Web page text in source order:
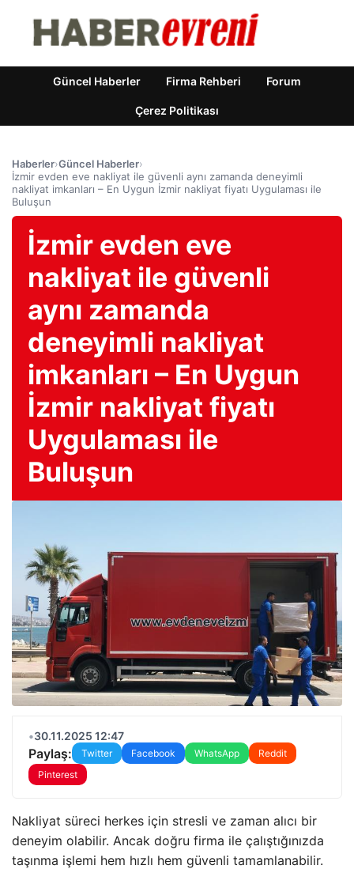
Güncel Haberler Firma Rehberi Forum
Çerez Politikası
Haberler›Güncel Haberler›
İzmir evden eve nakliyat ile güvenli aynı zamanda deneyimli
nakliyat imkanları – En Uygun İzmir nakliyat fiyatı Uygulaması ile
Buluşun
İzmir evden eve
nakliyat ile güvenli
aynı zamanda
deneyimli nakliyat
imkanları – En Uygun
İzmir nakliyat fiyatı
Uygulaması ile
Buluşun
•30.11.2025 12:47
Paylaş: Twitter Facebook WhatsApp
Reddit
Pinterest
Nakliyat süreci herkes için stresli ve zaman alıcı bir
deneyim olabilir. Ancak doğru firma ile çalıştığınızda
taşınma işlemi hem hızlı hem güvenli tamamlanabilir.